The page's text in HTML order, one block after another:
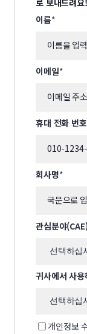
마케팅수
로 보내드려요!
이름*
이메일*
휴대 전화 번호
회사명*
관심분야(CAE)
귀사에서 사
개인정보